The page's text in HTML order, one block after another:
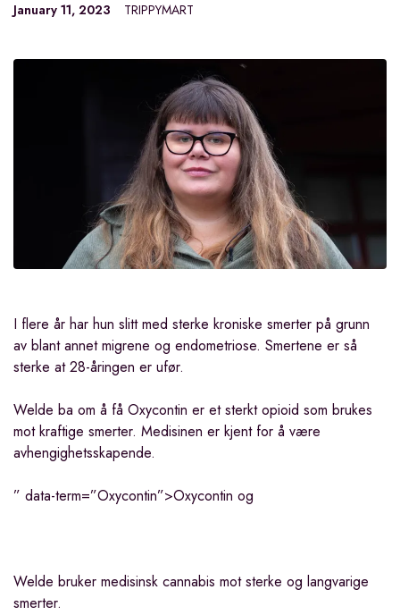
January 11, 2023 TRIPPYMART
I flere år har hun slitt med sterke kroniske smerter på grunn
av blant annet migrene og endometriose. Smertene er så
sterke at 28-åringen er ufør.
Welde ba om å få Oxycontin er et sterkt opioid som brukes
mot kraftige smerter. Medisinen er kjent for å være
avhengighetsskapende.
” data-term=”Oxycontin”>Oxycontin og
Welde bruker medisinsk cannabis mot sterke og langvarige
smerter.